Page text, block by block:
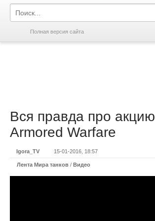
Полная версия сайта
Вся правда про акцию
Armored Warfare
Igora_TV 15-01-2016, 18:57
Лента Мира танков / Видео